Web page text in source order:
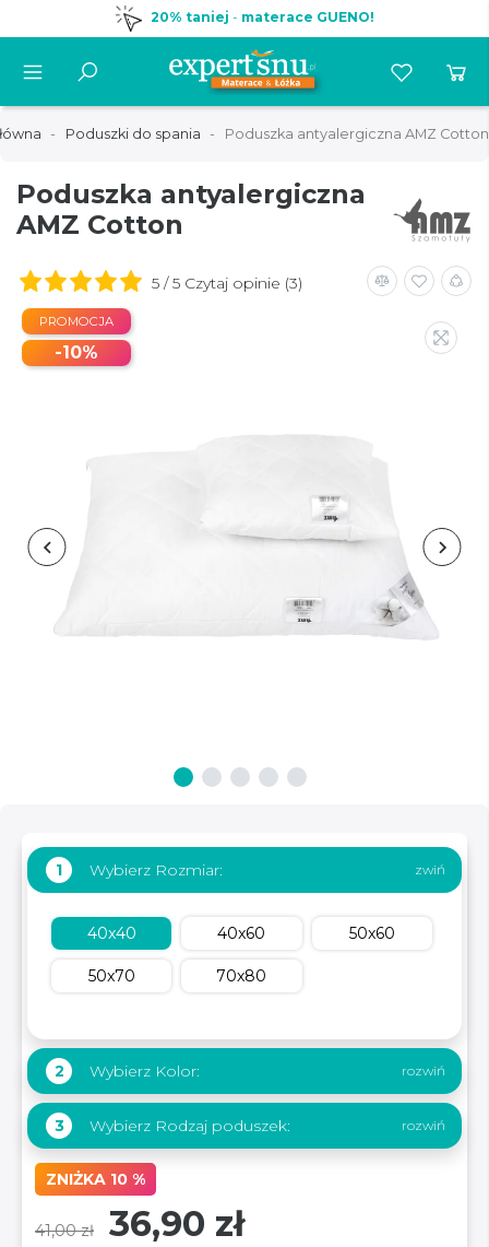
20% taniej - materace GUENO!
Poduszki do spania Poduszka antyalergiczna AMZ Cotton
Poduszka antyalergiczna
AMZ Cotton
5 / 5 Czytaj opinie (3)
PROMOCJA
-10%
1 Wybierz Rozmiar:
40x40 40x60 50x60
50x70 70x80
2 Wybierz Kolor:
3 Wybierz Rodzaj poduszek:
ZNIŻKA 10 %
41,00 zł 36,90 zł